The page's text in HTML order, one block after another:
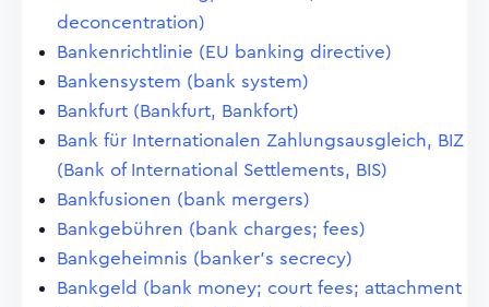
deconcentration)
Bankenrichtlinie (EU banking directive)
Bankensystem (bank system)
Bankfurt (Bankfurt, Bankfort)
Bank für Internationalen Zahlungsausgleich, BIZ
(Bank of International Settlements, BIS)
Bankfusionen (bank mergers)
Bankgebühren (bank charges; fees)
Bankgeheimnis (banker's secrecy)
Bankgeld (bank money; court fees; attachment